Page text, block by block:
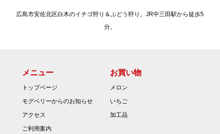
広島市安佐北区白木のイチゴ狩り＆ぶどう狩り。JR中三田駅から徒歩5
分。
メニュー
トップページ
モグベリーからのお知らせ
アクセス
ご利用案内
お買い物
メロン
いちご
加工品